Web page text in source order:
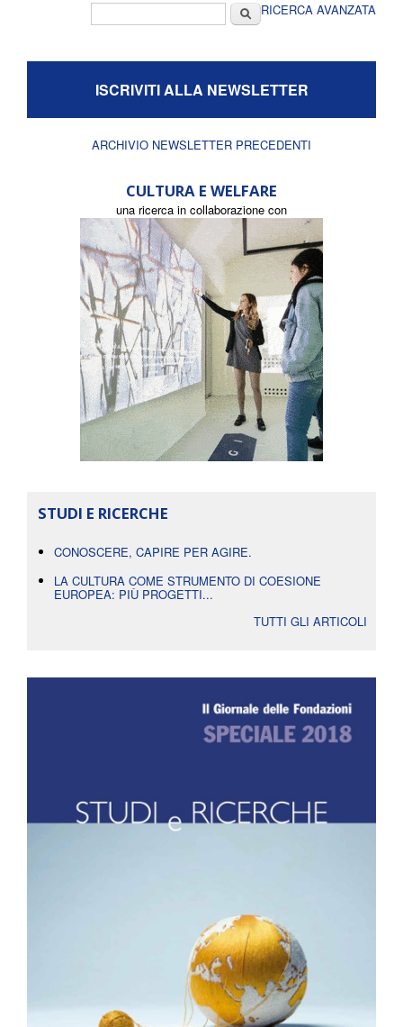
CercaRICERCA AVANZATA
ISCRIVITI ALLA NEWSLETTER
ARCHIVIO NEWSLETTER PRECEDENTI
CULTURA E WELFARE
una ricerca in collaborazione con
STUDI E RICERCHE
CONOSCERE, CAPIRE PER AGIRE.
LA CULTURA COME STRUMENTO DI COESIONE
EUROPEA: PIÙ PROGETTI...
TUTTI GLI ARTICOLI